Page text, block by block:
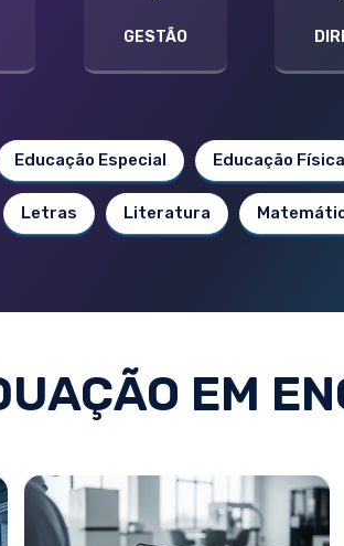
GESTÃO
Educação Especial Educação Física
Letras Literatura
EM